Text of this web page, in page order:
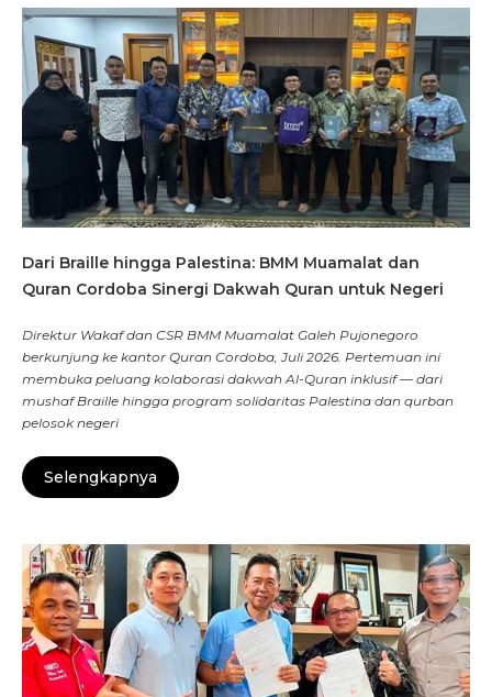
Dari Braille hingga Palestina: BMM Muamalat dan
Quran Cordoba Sinergi Dakwah Quran untuk Negeri
Direktur Wakaf dan CSR BMM Muamalat Galeh Pujonegoro
berkunjung ke kantor Quran Cordoba, Juli 2026. Pertemuan ini
membuka peluang kolaborasi dakwah Al-Quran inklusif — dari
mushaf Braille hingga program solidaritas Palestina dan qurban
pelosok negeri
Selengkapnya